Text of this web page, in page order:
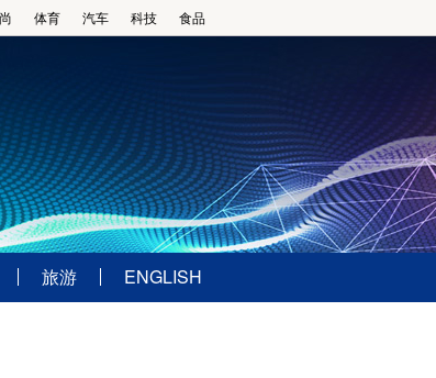
体育 汽车 科技 食品
旅游 ENGLISH